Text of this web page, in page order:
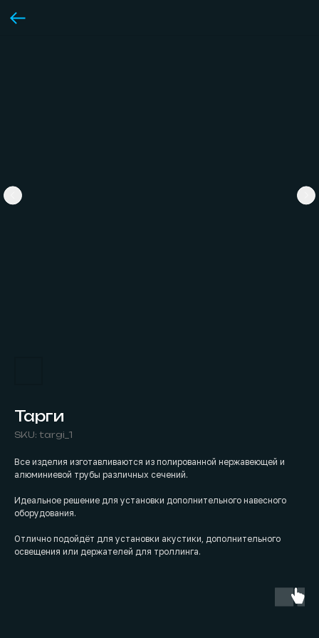
Тарги
SKU: targi_1
Bсe изделия изготавливаются из полированной нержавеющей и
алюминиевой трубы различных сечений.
Идеальное решение для установки дополнительного навесного
оборудования.
Отлично подойдёт для установки акустики, дополнительного
освещения или держателей для троллинга.